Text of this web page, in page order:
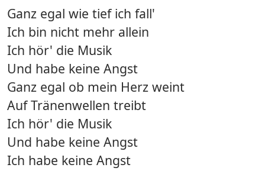
Ganz egal wie tief ich fall'
Ich bin nicht mehr allein
Ich hör' die Musik
Und habe keine Angst
Ganz egal ob mein Herz weint
Auf Tränenwellen treibt
Ich hör' die Musik
Und habe keine Angst
Ich habe keine Angst